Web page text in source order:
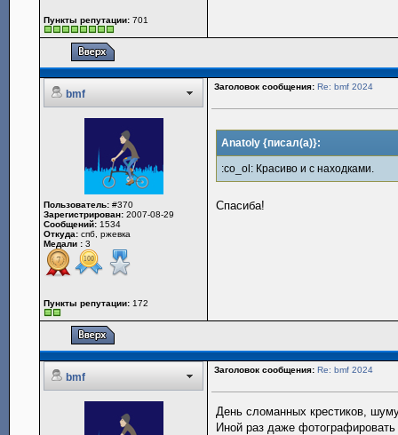
Пункты репутации: 701
bmf
Заголовок сообщения: Re: bmf 2024
Пользователь: #370
Зарегистрирован: 2007-08-29
Сообщений: 1534
Откуда: спб, ржевка
Медали : 3
Пункты репутации: 172
Anatoly {писал(а)}:
:co_ol: Красиво и с находками.
Спасиба!
bmf
Заголовок сообщения: Re: bmf 2024
День сломанных крестиков,
Иной раз даже